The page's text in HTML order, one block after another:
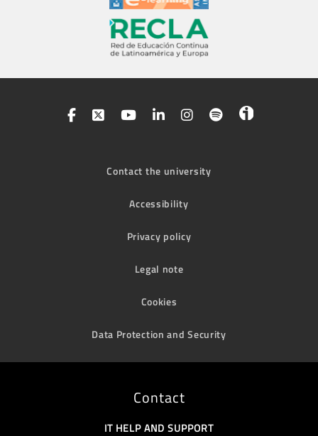
Contact the university
Accessibility
Privacy policy
Legal note
Cookies
Data Protection and Security
Contact
IT HELP AND SUPPORT